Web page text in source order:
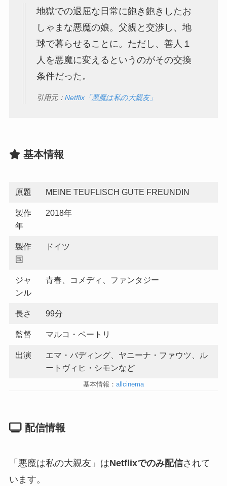
地獄での退屈な日常に飽き飽きしたお
しゃまな悪魔の娘。父親と交渉し、地
球で暮らせることに。ただし、善人１
人を悪魔に変えるというのがその交換
条件だった。
引用元： Netflix「悪魔は私の大親友」
基本情報
原題 MEINE TEUFLISCH GUTE FREUNDIN
製作
年
2018年
製作
国
ドイツ
ジャ
ンル
青春、コメディ、ファンタジー
長さ 99分
監督 マルコ・ペートリ
出演
エマ・バディング、ヤニーナ・ファウツ、ル
ートヴィヒ・シモンなど
基本情報： allcinema
配信情報
「悪魔は私の大親友」はNetflixでのみ配信されて
います。